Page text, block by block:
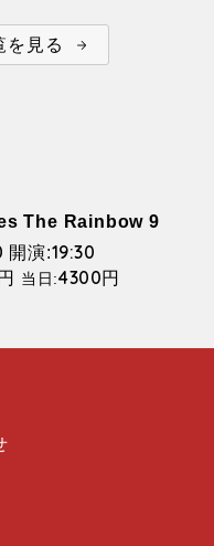
見る
The Rainbow 9
開演:19:30
円 当日:4300円